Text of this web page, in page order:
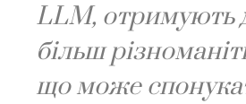
LLM, отримують
більш
що може